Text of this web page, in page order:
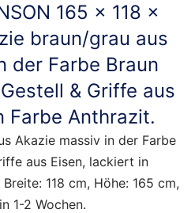
165 x 118 x
braun/grau aus
der Farbe Braun
Gestell & Griffe aus
Farbe Anthrazit.
Akazie massiv in der Farbe
aus Eisen, lackiert in
118 cm, Höhe: 165 cm,
1-2 Wochen.